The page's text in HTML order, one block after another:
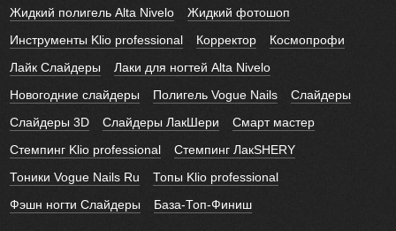
Жидкий полигель Alta Nivelo
Жидкий фотошоп
Инструменты Klio professional
Корректор
Космопрофи
Лайк Слайдеры
Лаки для ногтей Alta Nivelo
Новогодние слайдеры
Полигель Vogue Nails
Слайдеры
Слайдеры 3D
Слайдеры ЛакШери
Смарт мастер
Стемпинг Klio professional
Стемпинг ЛакSHERY
Тоники Vogue Nails Ru
Топы Klio professional
Фэшн ногти Слайдеры
База-Топ-Финиш